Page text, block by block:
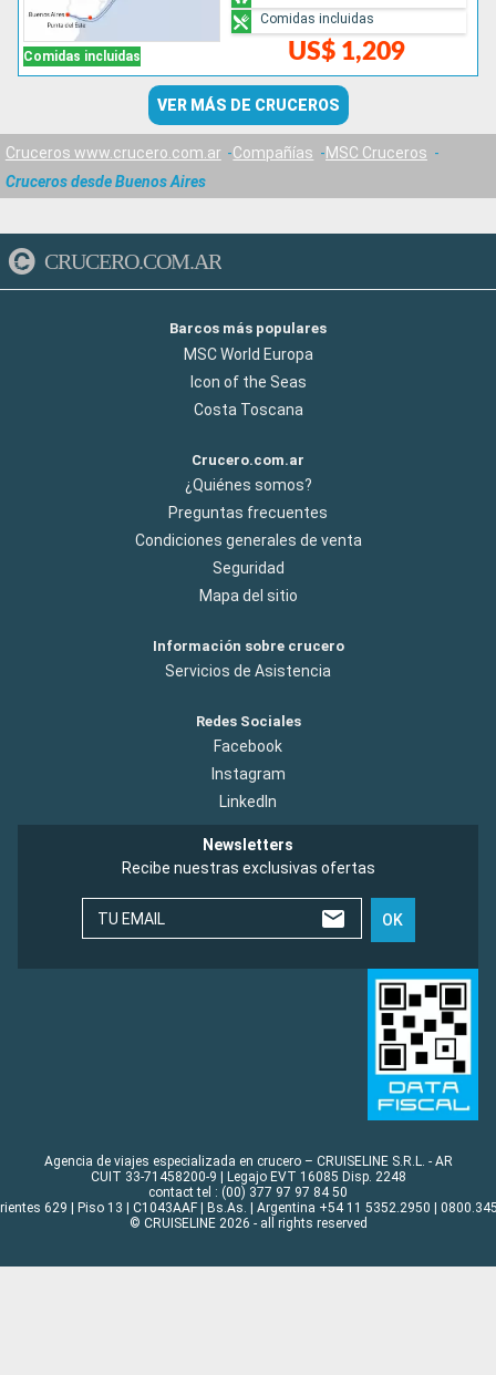
Comidas incluidas US$ 1,209
Comidas incluidas
VER MÁS DE CRUCEROS
Cruceros www.crucero.com.ar Compañías
MSC Cruceros
Cruceros desde Buenos Aires
CRUCERO.COM.AR
Barcos más populares
MSC World Europa
Icon of the Seas
Costa Toscana
Crucero.com.ar
¿Quiénes somos?
Preguntas frecuentes
Condiciones generales de venta
Seguridad
Mapa del sitio
Información sobre crucero
Servicios de Asistencia
Redes Sociales
Facebook
Instagram
LinkedIn
Newsletters
Recibe nuestras exclusivas ofertas
TU EMAIL OK
Agencia de viajes especializada en crucero – CRUISELINE S.R.L. - AR
CUIT 33-71458200-9 | Legajo EVT 16085 Disp. 2248
contact tel : (00) 377 97 97 84 50
629 | Piso 13 | C1043AAF | Bs.As. | Argentina +54 11 5352.2950 |
© CRUISELINE 2026 - all rights reserved